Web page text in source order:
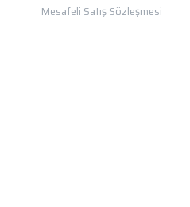
Mesafeli Satış Sözleşmesi